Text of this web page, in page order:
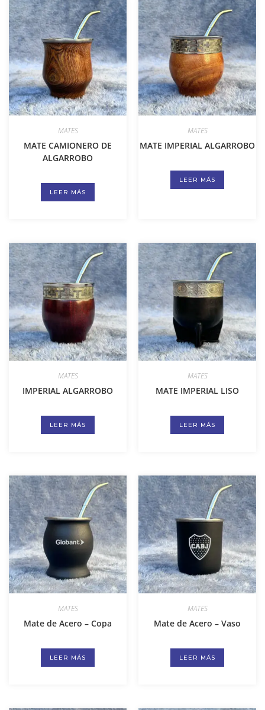
MATES
MATE CAMIONERO DE
ALGARROBO
LEER MÁS
MATES
MATE IMPERIAL ALGARROBO
LEER MÁS
MATES
IMPERIAL ALGARROBO
LEER MÁS
MATES
MATE IMPERIAL LISO
LEER MÁS
MATES
Mate de Acero – Copa
LEER MÁS
MATES
Mate de Acero – Vaso
LEER MÁS